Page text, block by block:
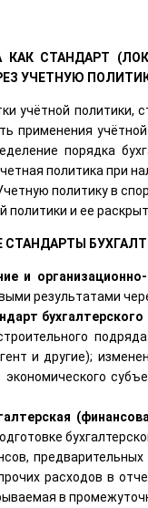
КАК СТАНДАРТ
УЧЕТНУЮ
учётной политики,
применения
порядка
политика при
политику в
политики и ее
СТАНДАРТЫ
и
результатами
и другие);
экономического
расходов в
в